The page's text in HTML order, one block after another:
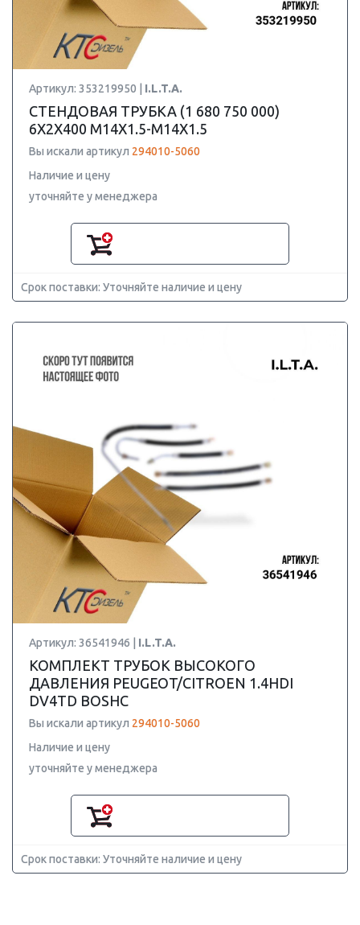
Артикул: 353219950 | I.L.T.A.
СТЕНДОВАЯ ТРУБКА (1 680 750 000)
6X2X400 M14X1.5-M14X1.5
Вы искали артикул 294010-5060
Наличие и цену
уточняйте у менеджера
Срок поставки: Уточняйте наличие и цену
Артикул: 36541946 | I.L.T.A.
КОМПЛЕКТ ТРУБОК ВЫСОКОГО
ДАВЛЕНИЯ PEUGEOT/CITROEN 1.4HDI
DV4TD BOSHC
Вы искали артикул 294010-5060
Наличие и цену
уточняйте у менеджера
Срок поставки: Уточняйте наличие и цену